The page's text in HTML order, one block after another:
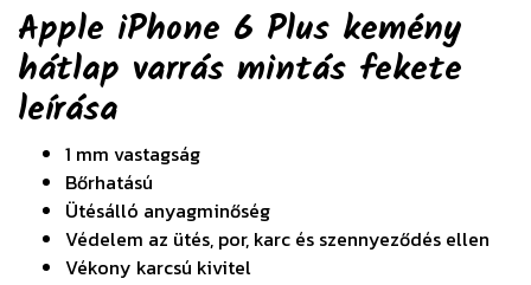
Apple iPhone 6 Plus kemény
hátlap varrás mintás fekete
leírása
1 mm vastagság
Bőrhatású
Ütésálló anyagminőség
Védelem az ütés, por, karc és szennyeződés ellen
Vékony karcsú kivitel